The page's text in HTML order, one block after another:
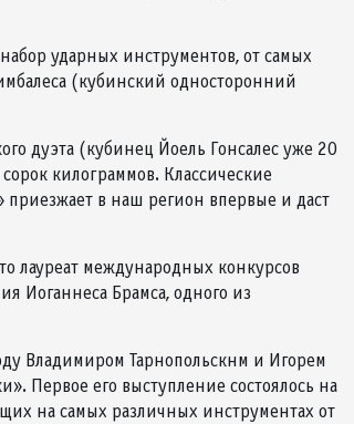
ударных инструментов, от самых
(кубинский односторонний
дуэта (кубинец Йоель Гонсалес уже 20
килограммов. Классические
приезжает в наш регион впервые и даст
лауреат международных конкурсов
Иоганнеса Брамса, одного из
Владимиром Тарнопольскнм и Игорем
Первое его выступление состоялось на
на самых различных инструментах от